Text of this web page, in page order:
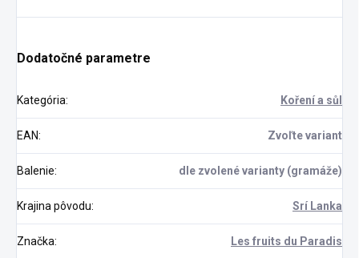
Dodatočné parametre
Kategória: Koření a sůl
EAN: Zvoľte variant
Balenie: dle zvolené varianty (gramáže)
Krajina pôvodu: Srí Lanka
Značka: Les fruits du Paradis